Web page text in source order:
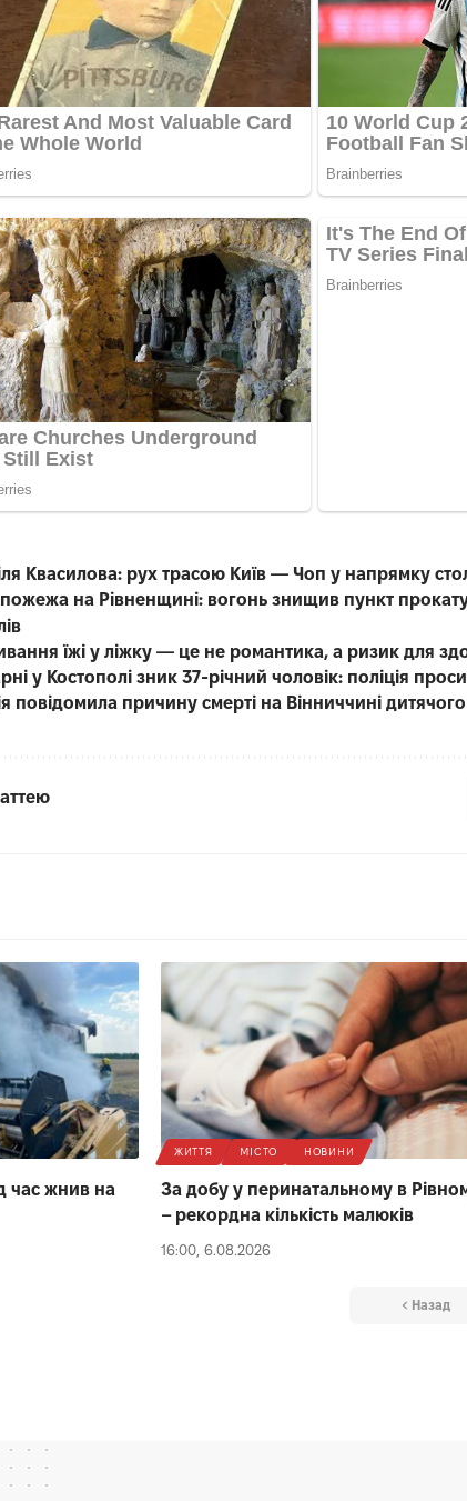
Квасилова: рух трасою Київ — Чоп у напрямку
пожежа на Рівненщині: вогонь знищив пункт
їжі у ліжку — це не романтика, а ризик для
у Костополі зник 37-річний чоловік: поліція
повідомила причину смерті на Вінниччині дитячого
час жнив на
ЖИТТЯ МІСТО НОВИНИ
За добу у перинатальному в
– рекордна кількість малюків
16:00, 6.08.2026
Назад